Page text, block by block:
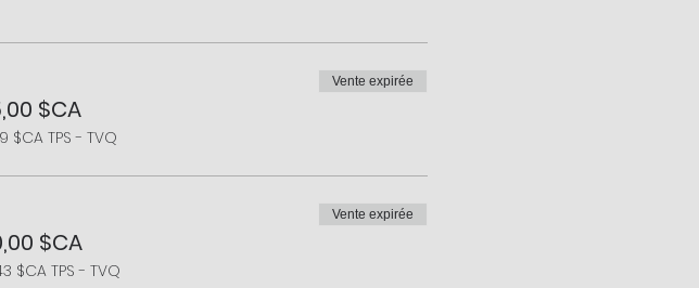
le temps. Remédiez-y !
par jour/semaine avez-vous des
$CA
$CA TPS - TVQ
Vente expirée
$CA
$CA TPS - TVQ
Vente expirée